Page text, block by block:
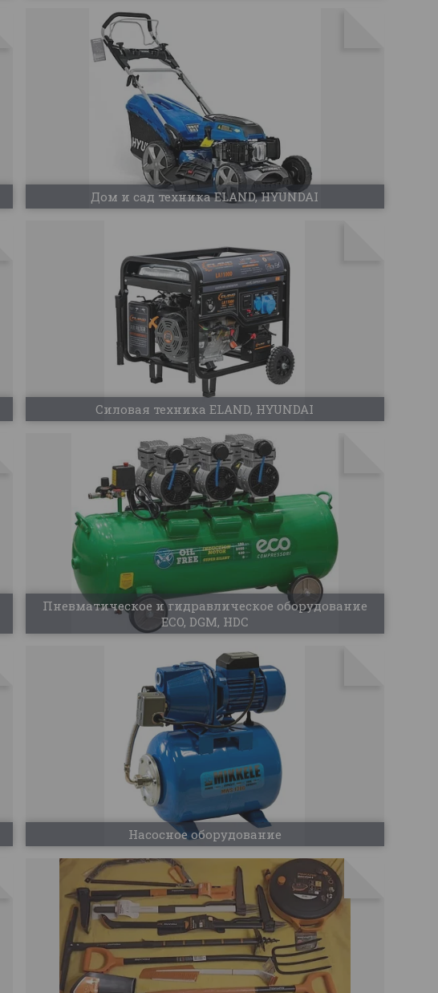
Дом и сад техника ELAND, HYUNDAI
Силовая техника ELAND, HYUNDAI
Пневматическое и гидравлическое оборудование
ECO, DGM, HDC
Насосное оборудование